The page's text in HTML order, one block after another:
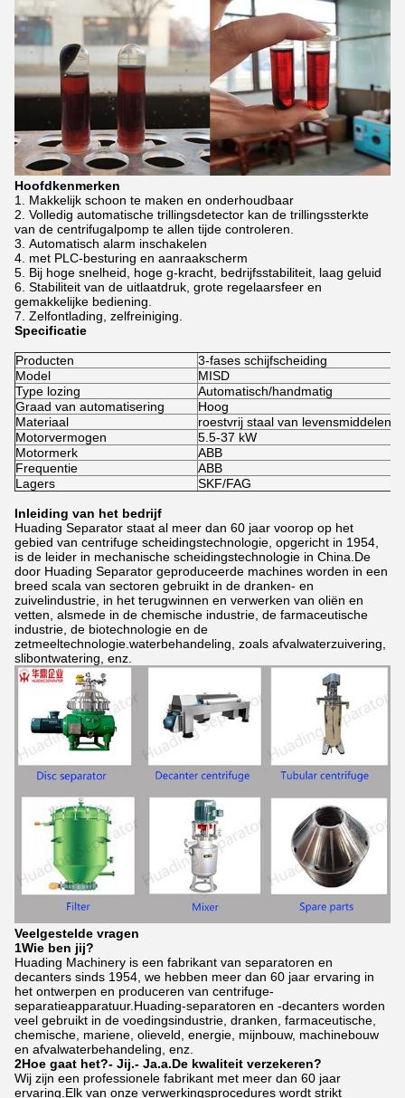
Hoofdkenmerken
Makkelijk schoon te maken en onderhoudbaar
Volledig automatische trillingsdetector kan de trillingssterkte
van de centrifugalpomp te allen tijde controleren.
Automatisch alarm inschakelen
met PLC-besturing en aanraakscherm
Bij hoge snelheid, hoge g-kracht, bedrijfsstabiliteit, laag geluid
Stabiliteit van de uitlaatdruk, grote regelaarsfeer en
gemakkelijke bediening.
Zelfontlading, zelfreiniging.
Specificatie
Producten
3-fases schijfscheiding
Model
MISD
Type lozing
Automatisch/handmatig
Graad van automatisering
Hoog
Materiaal
roestvrij staal van
Motorvermogen
5.5-37 kW
Motormerk
ABB
Frequentie
ABB
Lagers
SKF/FAG
Inleiding van het bedrijf
Huading Separator staat al meer dan 60 jaar voorop op het
gebied van centrifuge scheidingstechnologie, opgericht in 1954,
is de leider in mechanische scheidingstechnologie in China.De
door Huading Separator geproduceerde machines worden in een
breed scala van sectoren gebruikt in de dranken- en
zuivelindustrie, in het terugwinnen en verwerken van oliën en
vetten, alsmede in de chemische industrie, de farmaceutische
industrie, de biotechnologie en de
zetmeeltechnologie.waterbehandeling, zoals afvalwaterzuivering,
slibontwatering, enz.
Veelgestelde vragen
1Wie ben jij?
Huading Machinery is een fabrikant van separatoren en
decanters sinds 1954, we hebben meer dan 60 jaar ervaring in
het ontwerpen en produceren van centrifuge-
separatieapparatuur.Huading-separatoren en -decanters worden
veel gebruikt in de voedingsindustrie, dranken, farmaceutische,
chemische, mariene, olieveld, energie, mijnbouw, machinebouw
en afvalwaterbehandeling, enz.
2Hoe gaat het?- Jij.- Ja.a.De kwaliteit verzekeren?
Wij zijn een professionele fabrikant met meer dan 60 jaar
ervaring.Elk van onze verwerkingsprocedures wordt strikt